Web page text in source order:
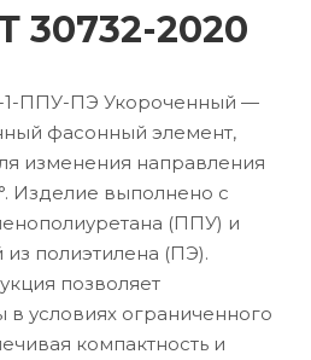
30732-2020
1-ППУ-ПЭ Укороченный —
фасонный элемент,
изменения направления
Изделие выполнено с
(ППУ) и
полиэтилена (ПЭ).
позволяет
в условиях ограниченного
компактность и